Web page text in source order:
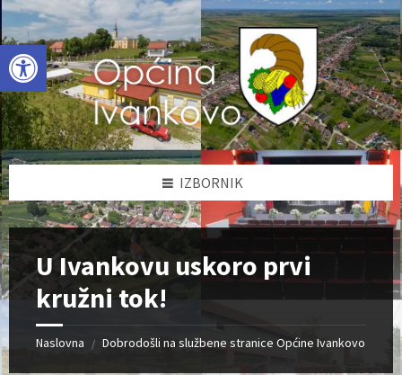
Open toolbar
Skip
to
content
Skip
to
left
sidebar
Skip
to
footer
IZBORNIK
U Ivankovu uskoro prvi
kružni tok!
Naslovna / Dobrodošli na službene stranice Općine Ivankovo